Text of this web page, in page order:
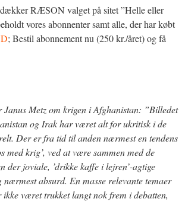
RÆSON valget på sitet ”Helle eller
vores abonnenter samt alle, der har købt
; Bestil abonnement nu (250 kr./året) og få
Metz om krigen i Afghanistan: ”Billedet
og Irak har været alt for ukritisk i de
Der er fra tid til anden nærmest en tendens
med krig’, ved at være sammen med de
der joviale, ’drikke kaffe i lejren’-agtige
absurd. En masse relevante temaer
været trukket langt nok frem i debatten,